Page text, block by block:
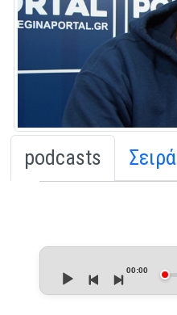
podcasts Σειρά
Audio
Player
00:00